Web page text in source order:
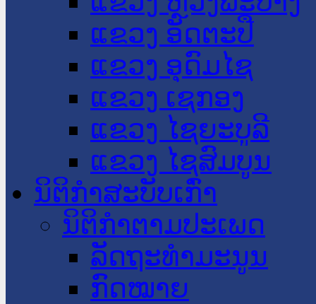
ແຂວງ ອັດຕະປື
ແຂວງ ອຸດົມໄຊ
ແຂວງ ເຊກອງ
ແຂວງ ໄຊຍະບູລີ
ແຂວງ ໄຊສົມບູນ
ນິຕິກໍາສະບັບເກົ່າ
ນິຕິກຳຕາມປະເພດ
ລັດຖະທໍາມະນູນ
ກົດໝາຍ